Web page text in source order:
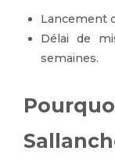
Lancement
Délai de
semaines.